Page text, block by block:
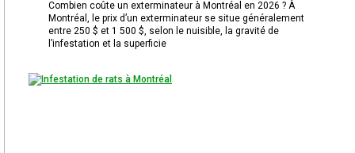
Combien coûte un exterminateur à Montréal en 2026 ? À
Montréal, le prix d’un exterminateur se situe généralement
entre 250 $ et 1 500 $, selon le nuisible, la gravité de
l’infestation et la superficie